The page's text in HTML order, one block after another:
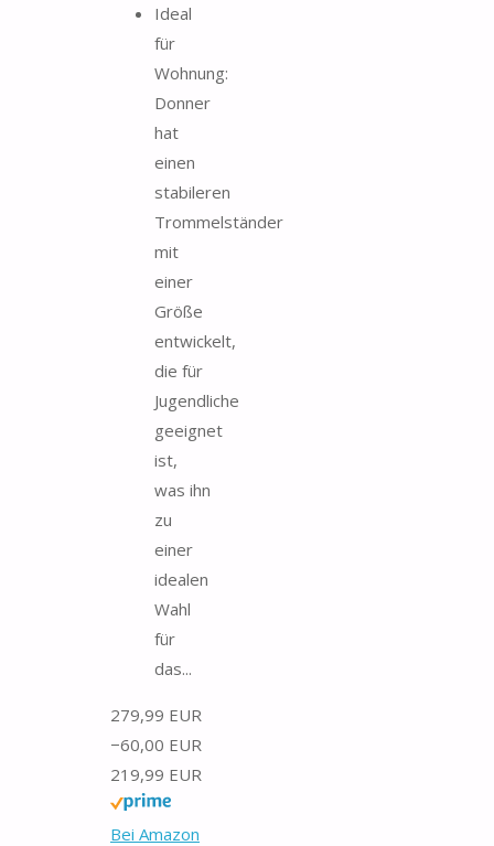
Ideal
für
Wohnung:
Donner
hat
einen
stabileren
Trommelständer
mit
einer
Größe
entwickelt,
die für
Jugendliche
geeignet
ist,
was ihn
zu
einer
idealen
Wahl
für
das...
279,99 EUR
−60,00 EUR
219,99 EUR
Bei Amazon